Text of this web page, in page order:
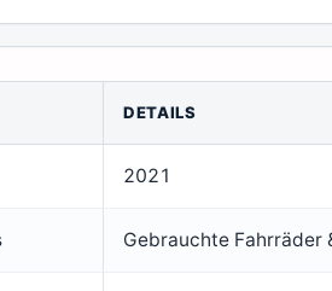
DETAILS
2021
Gebrauchte Fahrräder